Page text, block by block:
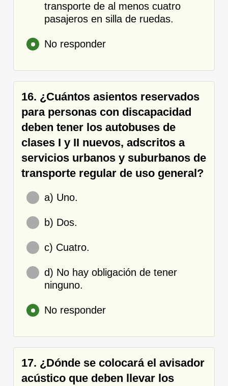
transporte de al menos cuatro
pasajeros en silla de ruedas.
No responder
16. ¿Cuántos asientos reservados
para personas con discapacidad
deben tener los autobuses de
clases I y II nuevos, adscritos a
servicios urbanos y suburbanos de
transporte regular de uso general?
a) Uno.
b) Dos.
c) Cuatro.
d) No hay obligación de tener
ninguno.
No responder
17. ¿Dónde se colocará el avisador
acústico que deben llevar los